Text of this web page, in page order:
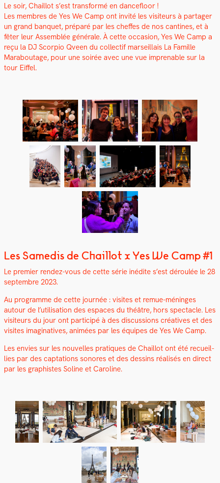
Le soir, Chail­lot s’est trans­for­mé en dance­floor !
Les mem­bres de Yes We Camp ont invité les vis­i­teurs à partager
un grand ban­quet, pré­paré par les cheffes de nos can­tines, et à
fêter leur Assem­blée générale. À cette occa­sion, Yes We Camp a
reçu la DJ Scor­pio Qveen du col­lec­tif mar­seil­lais La Famille
Maraboutage, pour une soirée avec une vue impren­able sur la
tour Eif­fel.
Les Samedis de Chaillot x Yes We Camp #1
Le pre­mier ren­dez-vous de cette série inédite s’est déroulée le 28
sep­tem­bre 2023.
Au pro­gramme de cette journée : vis­ites et remue-méninges
autour de l’u­til­i­sa­tion des espaces du théâtre, hors spec­ta­cle. Les
vis­i­teurs du jour ont par­ticipé à des dis­cus­sions créa­tives et des
vis­ites imag­i­na­tives, ani­mées par les équipes de Yes We Camp.
Les envies sur les nou­velles pra­tiques de Chail­lot ont été recueil­
lies par des cap­ta­tions sonores et des dessins réal­isés en direct
par les graphistes Soline et Car­o­line.